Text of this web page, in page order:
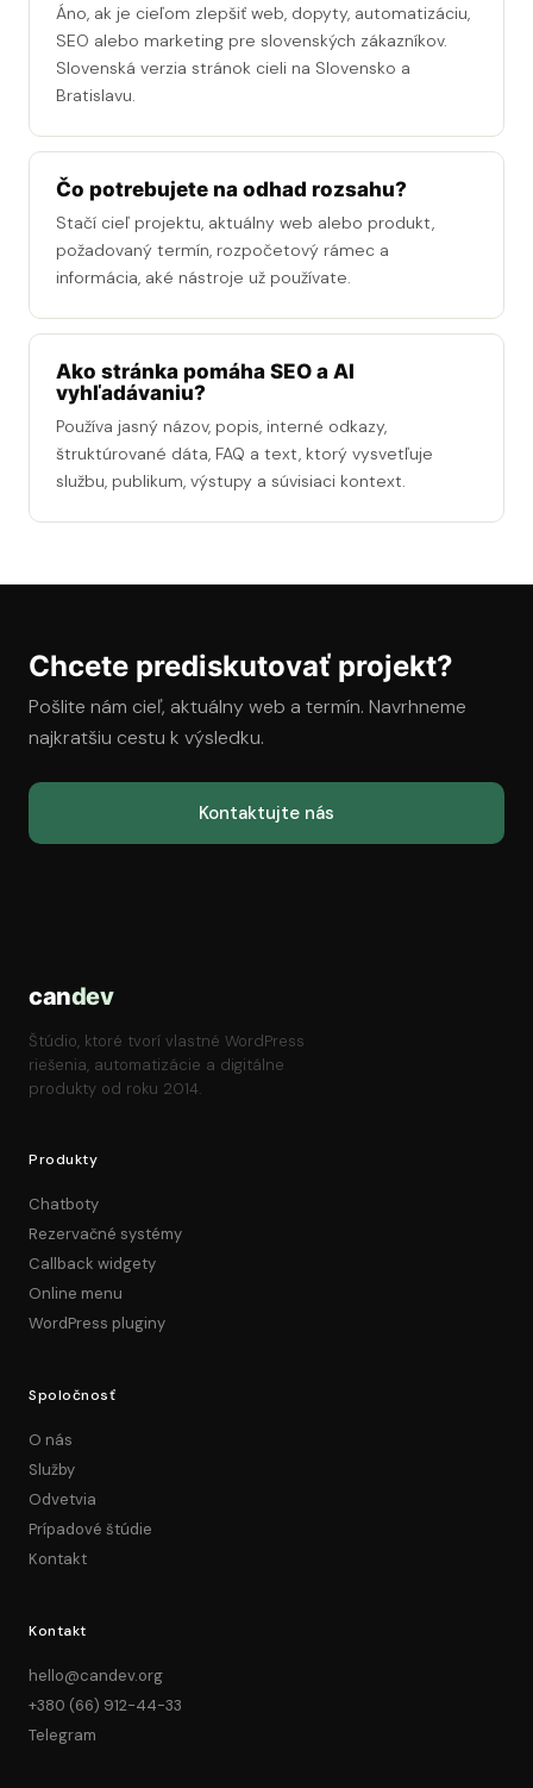
Áno, ak je cieľom zlepšiť web, dopyty, automatizáciu,
SEO alebo marketing pre slovenských zákazníkov.
Slovenská verzia stránok cieli na Slovensko a
Bratislavu.
Čo potrebujete na odhad rozsahu?
Stačí cieľ projektu, aktuálny web alebo produkt,
požadovaný termín, rozpočetový rámec a
informácia, aké nástroje už používate.
Ako stránka pomáha SEO a AI
vyhľadávaniu?
Používa jasný názov, popis, interné odkazy,
štruktúrované dáta, FAQ a text, ktorý vysvetľuje
službu, publikum, výstupy a súvisiaci kontext.
Chcete prediskutovať projekt?
Pošlite nám cieľ, aktuálny web a termín. Navrhneme
najkratšiu cestu k výsledku.
Kontaktujte nás
candev
Štúdio, ktoré tvorí vlastné WordPress
riešenia, automatizácie a digitálne
produkty od roku 2014.
Produkty
Chatboty
Rezervačné systémy
Callback widgety
Online menu
WordPress pluginy
Spoločnosť
O nás
Služby
Odvetvia
Prípadové štúdie
Kontakt
Kontakt
hello@candev.org
+380 (66) 912-44-33
Telegram